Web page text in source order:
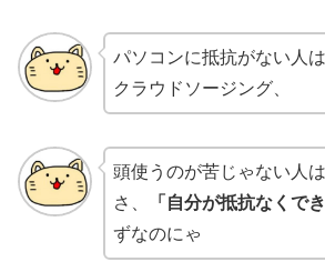
パソコンに抵抗がない人
クラウドソージング、
頭使うのが苦じゃない人
さ、
「自分が抵抗なくで
ずなのにゃ